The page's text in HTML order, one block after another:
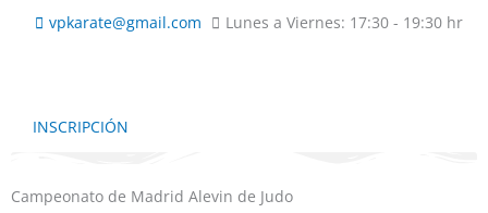
vpkarate@gmail.com Lunes a Viernes: 17:30 - 19:30 hr
INSCRIPCIÓN
Campeonato de Madrid Alevin de Judo